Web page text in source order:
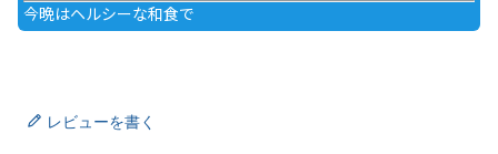
今晩はヘルシーな和食で
レビューを書く